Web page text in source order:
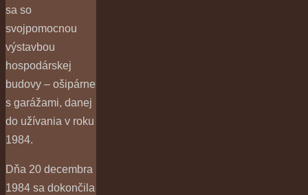
sa so
svojpomocnou
výstavbou
hospodárskej
budovy – ošipárne
s garážami, danej
do užívania v roku
1984.
Dňa 20 decembra
1984 sa dokončila